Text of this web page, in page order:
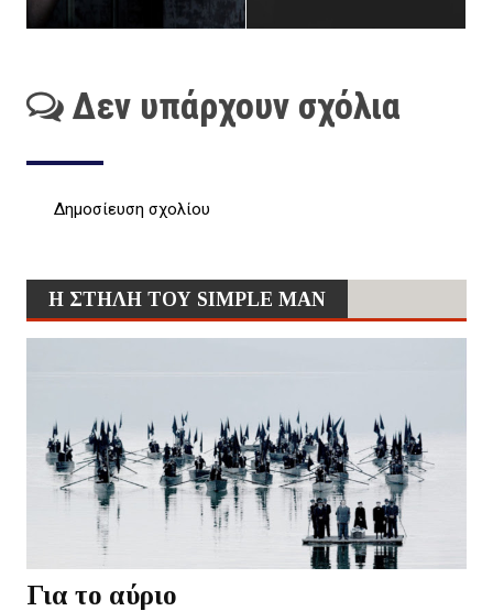
Δεν υπάρχουν σχόλια
Δημοσίευση σχολίου
Η ΣΤΗΛΗ ΤΟΥ SIMPLE MAN
Για το αύριο